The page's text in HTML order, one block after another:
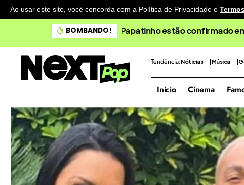
Ao usar este site, você concorda com a Política de Privacidade e
BOMBANDO! Doce Maravilha apresenta
Tendência:Nóticias Música
Inicio Cinema